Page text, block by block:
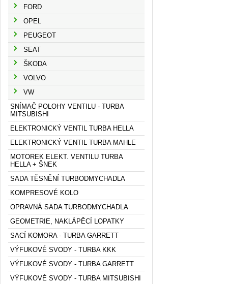
FORD
OPEL
PEUGEOT
SEAT
ŠKODA
VOLVO
VW
SNÍMAČ POLOHY VENTILU - TURBA
MITSUBISHI
ELEKTRONICKÝ VENTIL TURBA HELLA
ELEKTRONICKÝ VENTIL TURBA MAHLE
MOTOREK ELEKT. VENTILU TURBA
HELLA + ŠNEK
SADA TĚSNĚNÍ TURBODMYCHADLA
KOMPRESOVÉ KOLO
OPRAVNÁ SADA TURBODMYCHADLA
GEOMETRIE, NAKLÁPĚCÍ LOPATKY
SACÍ KOMORA - TURBA GARRETT
VÝFUKOVÉ SVODY - TURBA KKK
VÝFUKOVÉ SVODY - TURBA GARRETT
VÝFUKOVÉ SVODY - TURBA MITSUBISHI